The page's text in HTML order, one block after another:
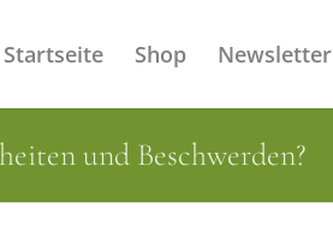
Startseite Shop Newsletter
und Beschwerden?